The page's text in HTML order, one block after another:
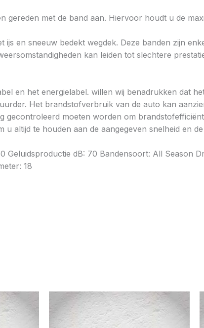
gereden met de band aan. Hiervoor houdt u de
en sneeuw bedekt wegdek. Deze banden zijn
kan leiden tot slechtere
en het energielabel. willen wij benadrukken dat
Het brandstofverbruik van de auto kan
gecontroleerd moeten worden om
altijd te houden aan de aangegeven snelheid en
Geluidsproductie dB: 70 Bandensoort: All Season
18